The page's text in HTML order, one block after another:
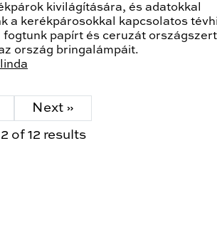
kivilágítására, és adatokkal
a kerékpárosokkal kapcsolatos
papírt és ceruzát
ország bringalámpáit.
Next »
of 12 results